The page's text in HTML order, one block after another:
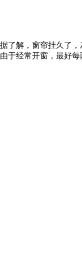
解，窗帘挂久了
由于经常开窗，最